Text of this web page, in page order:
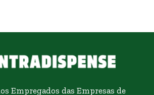
Empregados das Empresas de